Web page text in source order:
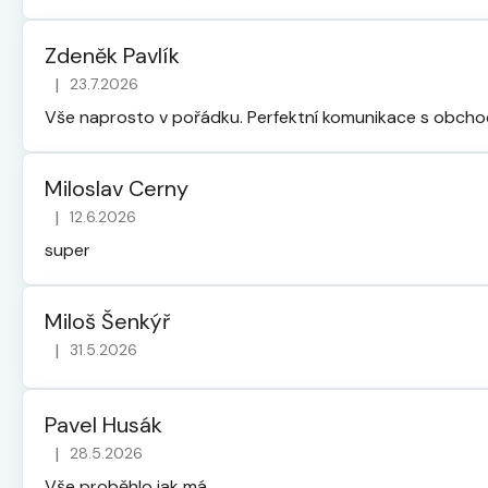
Zdeněk Pavlík
Hodnocení obchodu je 5 z 5 hvězdiček.
| 23.7.2026
Vše naprosto v pořádku. Perfektní komunikace s
Miloslav Cerny
Hodnocení obchodu je 5 z 5 hvězdiček.
| 12.6.2026
super
Miloš Šenkýř
Hodnocení obchodu je 5 z 5 hvězdiček.
| 31.5.2026
Pavel Husák
Hodnocení obchodu je 5 z 5 hvězdiček.
| 28.5.2026